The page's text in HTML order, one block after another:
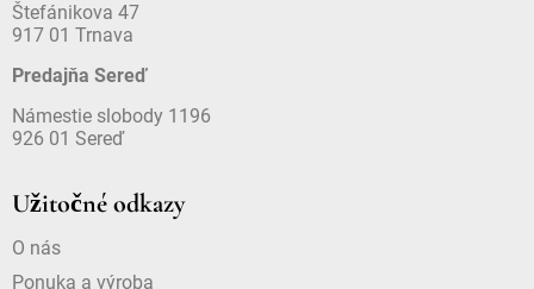
Štefánikova 47
917 01 Trnava
Predajňa Sereď
Námestie slobody 1196
926 01 Sereď
Užitočné odkazy
O nás
Ponuka a výroba